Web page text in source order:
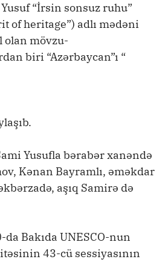
“İrsin sonsuz ruhu”
of heritage”) adlı mədəni
olan mövzu-
biri “Azərbaycan”ı “
Yusufla bərabər xanəndə
Kənan Bayramlı, əməkdar
aşıq Samirə də
Bakıda UNESCO-nun
43-cü sessiyasının